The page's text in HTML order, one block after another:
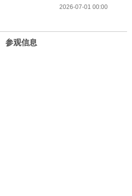
2026-07-01 00:00
参观信息